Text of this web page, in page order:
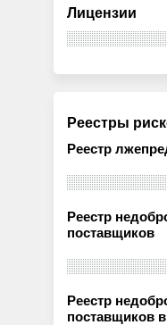
Лицензии
Реестры
Реестр
Реестр
поставщиков
Реестр
поставщиков